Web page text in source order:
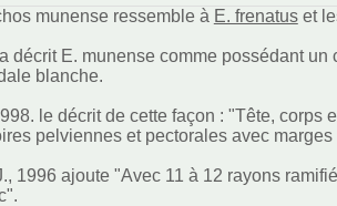
munense ressemble à E. frenatuset
décrit E. munense comme possédant
blanche.
le décrit de cette façon : "Tête,
pelviennes et pectorales avec
1996 ajoute "Avec 11 à 12 rayons